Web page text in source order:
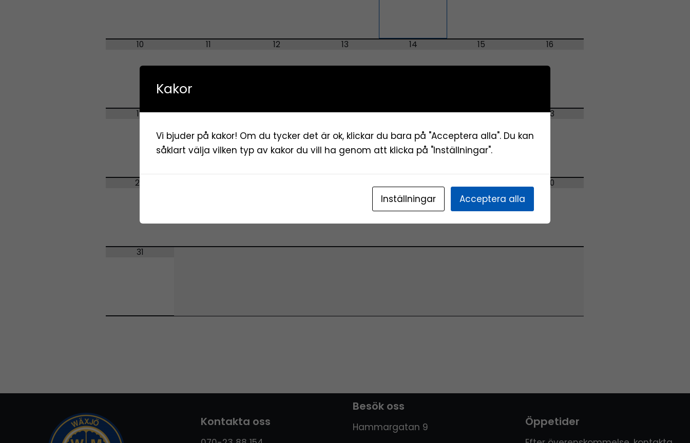
10 11 12 13 14 15 16
17 18 19 20 21 22 23
24 30
31
Kontakta oss
Besök oss
Hammargatan 9 Öppetider
Kakor
Vi bjuder på kakor! Om du tycker det är ok, klickar du bara på "Acceptera alla". Du kan
såklart välja vilken typ av kakor du vill ha genom att klicka på "Inställningar".
Inställningar Acceptera alla